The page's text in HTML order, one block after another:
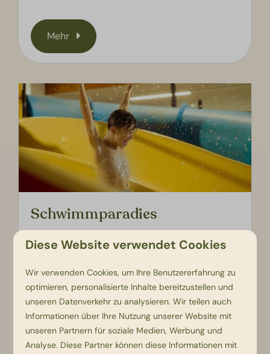
Mehr
Schwimmparadies
und Alt.
Mehr
Diese Website verwendet Cookies
Wir verwenden Cookies, um Ihre Benutzererfahrung zu
optimieren, personalisierte Inhalte bereitzustellen und
unseren Datenverkehr zu analysieren. Wir teilen auch
Informationen über Ihre Nutzung unserer Website mit
unseren Partnern für soziale Medien, Werbung und
Analyse. Diese Partner können diese Informationen mit